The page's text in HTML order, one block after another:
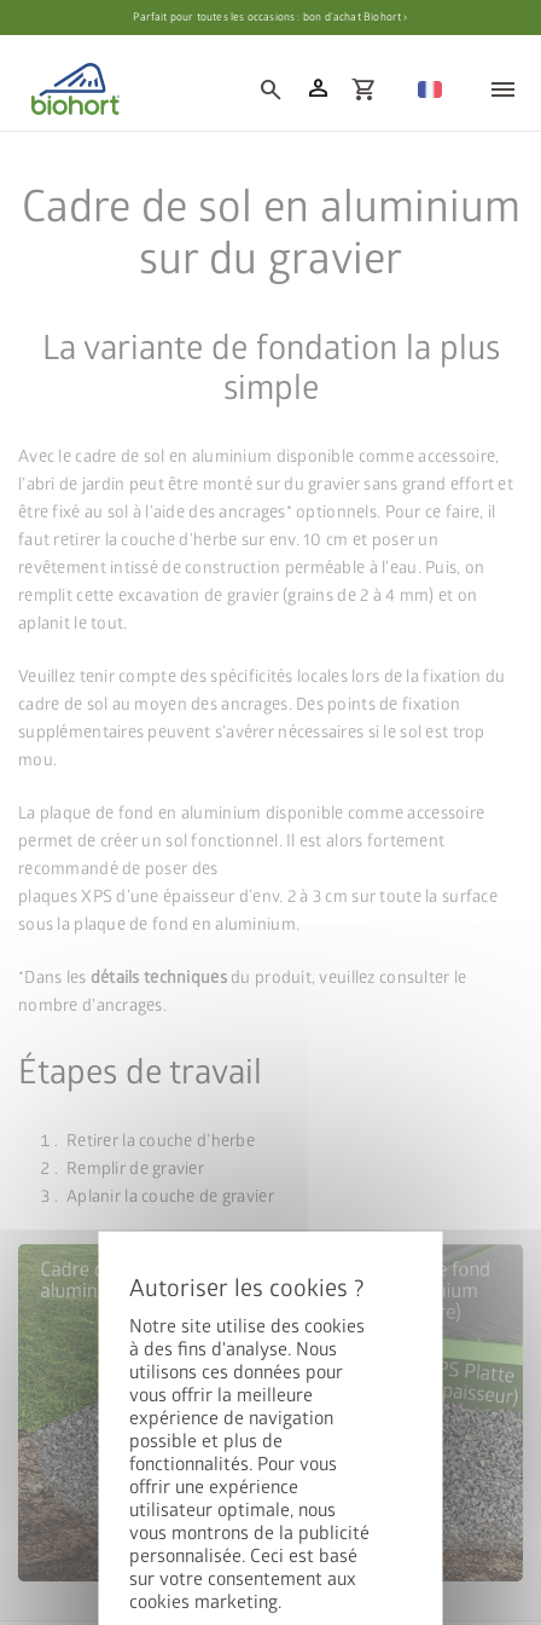
Paramètres des cookies
Notre site utilise des cookies
à des fins d'analyse. Nous
utilisons ces données pour
vous offrir la meilleure
expérience de navigation
possible et plus de
fonctionnalités. Pour vous
offrir une expérience
utilisateur optimale, nous
vous montrons de la publicité
personnalisée. Ceci est basé
sur votre consentement aux
cookies marketing.
Parfait pour toutes les occasions : bon d’achat Biohort ›
search person shopping_cart
Cadre de sol en aluminium
sur du gravier
La variante de fondation la plus
simple
Avec le cadre de sol en aluminium disponible comme accessoire,
l’abri de jardin peut être monté sur du gravier sans grand effort et
être fixé au sol à l’aide des ancrages* optionnels. Pour ce faire, il
faut retirer la couche d’herbe sur env. 10 cm et poser un
revêtement intissé de construction perméable à l’eau. Puis, on
remplit cette excavation de gravier (grains de 2 à 4 mm) et on
aplanit le tout.
Veuillez tenir compte des spécificités locales lors de la fixation du
cadre de sol au moyen des ancrages. Des points de fixation
supplémentaires peuvent s’avérer nécessaires si le sol est trop
mou.
La plaque de fond en aluminium disponible comme accessoire
permet de créer un sol fonctionnel. Il est alors fortement
recommandé de poser des
plaques XPS d’une épaisseur d’env. 2 à 3 cm sur toute la surface
sous la plaque de fond en aluminium.
*Dans les détails techniquesdu produit, veuillez consulter le
nombre d'ancrages.
Étapes de travail
Retirer la couche d’herbe
Remplir de gravier
Aplanir la couche de gravier